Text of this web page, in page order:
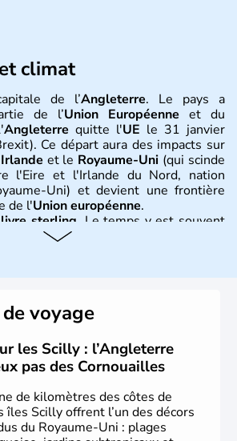
climat
de l’Angleterre. Le pays a
de l’Union Européenne et du
Angleterre quitte l'UE le 31 janvier
Ce départ aura des impacts sur
Irlande et le Royaume-Uni (qui scinde
l'Eire et l'Irlande du Nord, nation
Uni) et devient une frontière
de l'Union européenne.
sterling . Le temps y est souvent
précipitations : il s’agit d’un
des quatre nations constitutives du
est peuplée de plus de 50 millions
, et constitue à elle seule, près de
de l’ensemble. Le pays s’est créé au
tient son nom desAngles
sur ces terres. Première démocratie
elle doit son développement à
voyage
les Scilly : l’Angleterre
pas des Cornouailles
de kilomètres des côtes de
îles Scilly offrent l’un des décors
du Royaume-Uni : plages